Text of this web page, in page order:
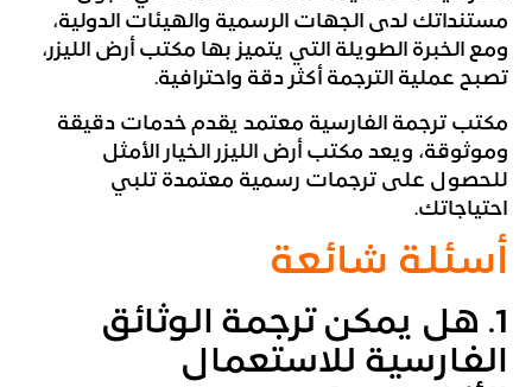
مستنداتك لدى الجهات الرسمية والهيئات الدولية،
ومع الخبرة الطويلة التي يتميز بها مكتب أرض الليزر،
تصبح عملية الترجمة أكثر دقة واحترافية.
مكتب ترجمة الفارسية معتمد يقدم خدمات دقيقة
وموثوقة، ويعد مكتب أرض الليزر الخيار الأمثل
للحصول على ترجمات رسمية معتمدة تلبي
احتياجاتك.
أسئلة شائعة
1. هل يمكن ترجمة الوثائق
الفارسية للاستعمال